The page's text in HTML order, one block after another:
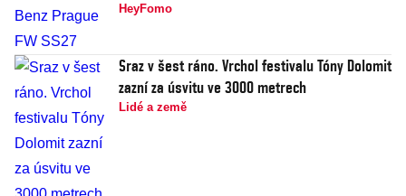
HeyFomo
Sraz v šest ráno. Vrchol festivalu Tóny Dolomit
zazní za úsvitu ve 3000 metrech
Lidé a země